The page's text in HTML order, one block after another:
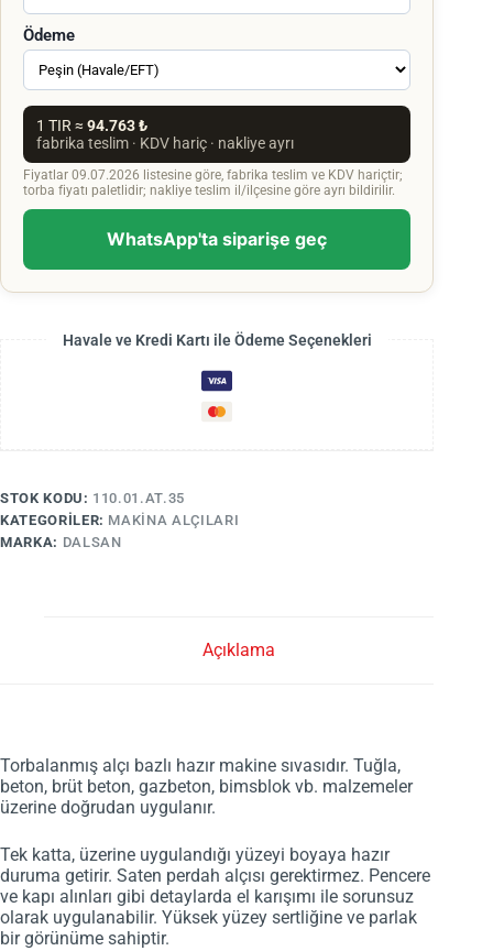
Ödeme
1 TIR ≈ 94.763 ₺
fabrika teslim · KDV hariç · nakliye ayrı
Fiyatlar 09.07.2026 listesine göre, fabrika teslim ve KDV hariçtir;
torba fiyatı paletlidir; nakliye teslim il/ilçesine göre ayrı bildirilir.
WhatsApp'ta siparişe geç
Havale ve Kredi Kartı ile Ödeme Seçenekleri
STOK KODU: 110.01.AT.35
KATEGORILER: MAKINA ALÇILARI
MARKA: DALSAN
Açıklama
Torbalanmış alçı bazlı hazır makine sıvasıdır. Tuğla,
beton, brüt beton, gazbeton, bimsblok vb. malzemeler
üzerine doğrudan uygulanır.
Tek katta, üzerine uygulandığı yüzeyi boyaya hazır
duruma getirir. Saten perdah alçısı gerektirmez. Pencere
ve kapı alınları gibi detaylarda el karışımı ile sorunsuz
olarak uygulanabilir. Yüksek yüzey sertliğine ve parlak
bir görünüme sahiptir.